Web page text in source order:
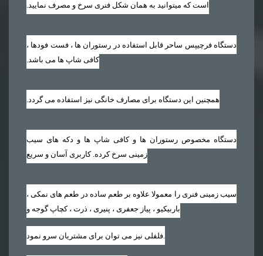
است که میتوانید به همان شکل فنری سرخ و مصرف نمایید‏.‏
دستگاه فرچیپس ساحر قابل استفاده در رستوران ها ، فست فودها ،
کافی شاپ ها می باشد‏.‏
همچنین این دستگاه برای مصارف خانگی نیز استفاده می گردد‏.‏
دستگاه مخصوص رستوران ها و کافی شاپ ها و دکه های سیب
زمینی سرخ کرده. کاربری آسان و سریع
سیب زمینی فنری را معمولا علاوه بر طعم ساده در طعم های نمکی ،
باربیکیو ، پیاز جعفری ، پنیری ، ذرت ، کچاپ گوجه و
فلفلی نیز می توان برای مشتریان سرو نمود.